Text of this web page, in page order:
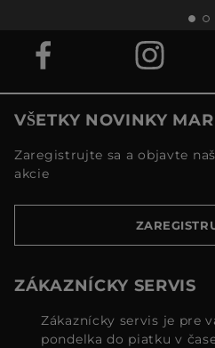
VŠETKY NOVINKY
Zaregistrujte sa a objavte
akcie
ZÁKAZNÍCKY SERVIS
Zákaznícky servis je pre
pondelka do piatku v